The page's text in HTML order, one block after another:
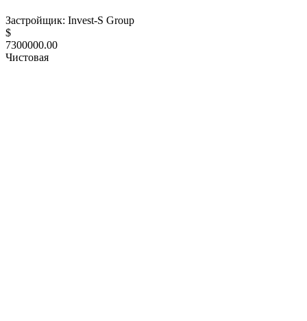
Застройщик: Invest-S Group
$
7300000.00
Чистовая